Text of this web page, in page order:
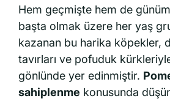
Hem geçmişte hem de
başta olmak üzere her yaş
kazanan bu harika köpekler,
tavırları ve pofuduk
gönlünde yer edinmiştir.
sahiplenme konusunda